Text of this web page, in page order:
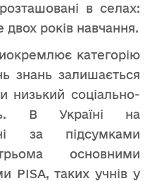
в селах:
двох років навчання.
категорію
знань залишається
низький соціально-
В Україні на
за підсумками
основними
PISA, таких учнів у